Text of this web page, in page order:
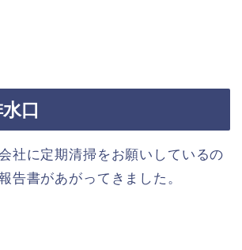
口
社に定期清掃をお願いしているの
告書があがってきました。